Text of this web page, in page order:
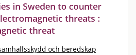
in Sweden to counter
threats :
threat
och beredskap